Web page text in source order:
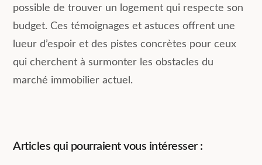
possible de trouver un logement qui respecte son
budget. Ces témoignages et astuces offrent une
lueur d’espoir et des pistes concrètes pour ceux
qui cherchent à surmonter les obstacles du
marché immobilier actuel.
Articles qui pourraient vous intéresser :